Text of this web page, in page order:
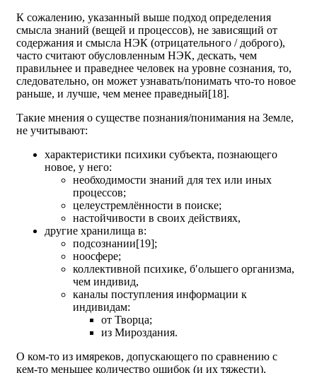
К сожалению, указанный выше подход определения
смысла знаний (вещей и процессов), не зависящий от
содержания и смысла НЭК (отрицательного / доброго),
часто считают обусловленным НЭК, дескать, чем
правильнее и праведнее человек на уровне сознания, то,
следовательно, он может узнавать/понимать что-то новое
раньше, и лучше, чем менее праведный[18].
Такие мнения о существе познания/понимания на Земле,
не учитывают:
характеристики психики субъекта, познающего
новое, у него:
необходимости знаний для тех или иных
процессов;
целеустремлённости в поиске;
настойчивости в своих действиях,
другие хранилища в:
подсознании[19];
ноосфере;
коллективной психике, бʹольшего организма,
чем индивид,
каналы поступления информации к
индивидам:
от Творца;
из Мироздания.
О ком-то из имяреков, допускающего по сравнению с
кем-то меньшее количество ошибок (и их тяжести),